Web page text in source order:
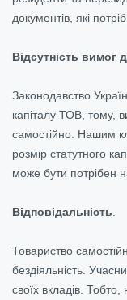
документів, які
Відсутність вимог
Законодавство
капіталу ТОВ, тому,
самостійно. Нашим
розмір статутного
може бути потрібен
Відповідальність
Товариство
бездіяльність.
своїх вкладів. Тобто,